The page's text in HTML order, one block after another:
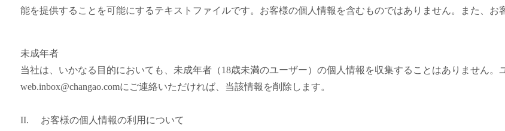
能を提供することを可能にするテキストファイルです。お客様の個人情報を含むものではありません。また、お
未成年者
当社は、いかなる目的においても、未成年者（18歳未満のユーザー）の個人情報を収集することはありません。
web.inbox@changao.comにご連絡いただければ、当該情報を削除します。
II. お客様の個人情報の利用について